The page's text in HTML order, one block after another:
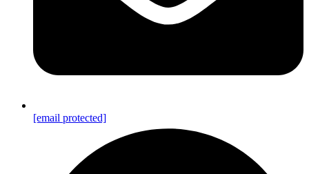
[email protected]